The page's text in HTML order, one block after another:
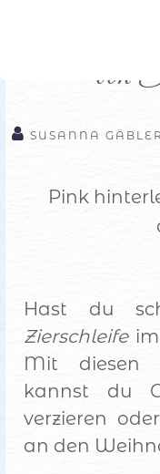
von
SUSANNA
Pink
Hast du
Zierschleifeim
Mit diesen
kannst du
verzieren
an den